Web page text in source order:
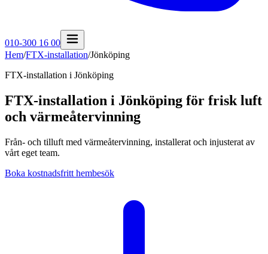
010-300 16 00
Hem/FTX-installation/Jönköping
FTX-installation i Jönköping
FTX-installation i Jönköping för frisk luft
och värmeåtervinning
Från- och tilluft med värmeåtervinning, installerat och injusterat av
vårt eget team.
Boka kostnadsfritt hembesök